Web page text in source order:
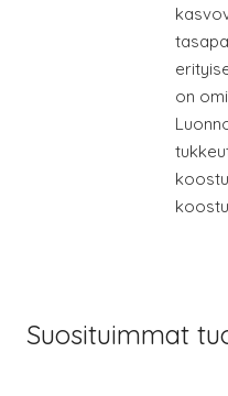
on
Suosituimmat